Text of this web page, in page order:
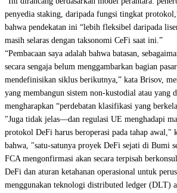
penyedia staking, daripada fungsi tingkat
bahwa pendekatan ini “lebih fleksibel daripada
masih selaras dengan taksonomi CeFi saat ini.”
“Pembacaan saya adalah bahwa batasan,
secara sengaja belum menggambarkan bagian
mendefinisikan siklus berikutnya,” kata Brisov,
yang membangun sistem non-kustodial atau yang
mengharapkan “perdebatan klasifikasi yang
"Juga tidak jelas—dan regulasi UE menghadapi
protokol DeFi harus beroperasi pada tahap awal,"
bahwa, "satu-satunya proyek DeFi sejati di Bumi
FCA mengonfirmasi akan secara terpisah
DeFi dan aturan ketahanan operasional untuk
menggunakan teknologi distributed ledger (DLT)